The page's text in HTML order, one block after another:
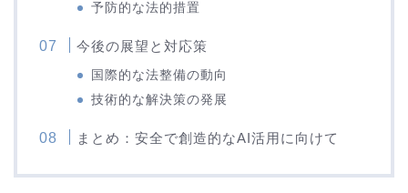
予防的な法的措置
今後の展望と対応策
国際的な法整備の動向
技術的な解決策の発展
まとめ：安全で創造的なAI活用に向けて